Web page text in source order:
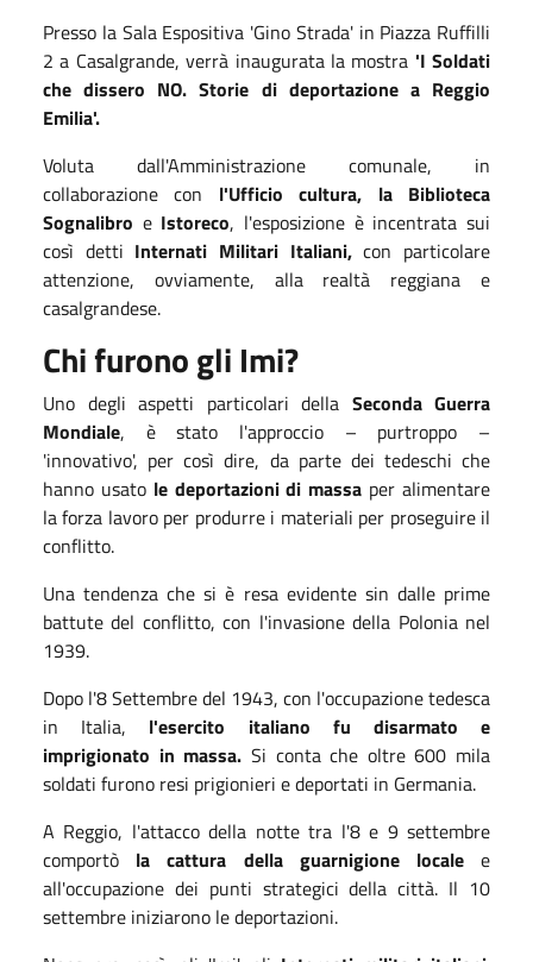
Presso la Sala Espositiva 'Gino Strada' in Piazza Ruffilli
2 a Casalgrande, verrà inaugurata la mostra 'I Soldati
che dissero NO. Storie di deportazione a Reggio
Emilia'.
Voluta dall'Amministrazione comunale, in
collaborazione con l'Ufficio cultura,
la Biblioteca
Sognalibro e Istoreco, l'esposizione è incentrata sui
così detti Internati Militari Italiani,con particolare
attenzione, ovviamente, alla realtà reggiana e
casalgrandese.
Chi furono gli Imi?
Uno degli aspetti particolari della Seconda Guerra
Mondiale, è stato l'approccio – purtroppo –
'innovativo', per così dire, da parte dei tedeschi che
hanno usato le deportazioni di massa per alimentare
la forza lavoro per produrre i materiali per proseguire il
conflitto.
Una tendenza che si è resa evidente sin dalle prime
battute del conflitto, con l'invasione della Polonia nel
1939.
Dopo l'8 Settembre del 1943, con l'occupazione tedesca
in Italia, l'esercito italiano fu disarmato e
imprigionato in massa. Si conta che oltre 600 mila
soldati furono resi prigionieri e deportati in Germania.
A Reggio, l'attacco della notte tra l'8 e 9 settembre
comportò la cattura della guarnigione localee
all'occupazione dei punti strategici della città. Il 10
settembre iniziarono le deportazioni.